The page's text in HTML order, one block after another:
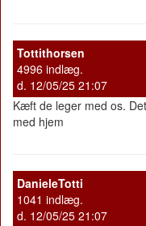
Tottithorsen
4996 indlæg.
d. 12/05/25 21:07
Kæft de leger med os.
med hjem
DanieleTotti
1041 indlæg.
d. 12/05/25 21:07